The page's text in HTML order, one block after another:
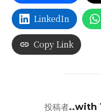
LinkedIn
Copy Link
投稿者..with